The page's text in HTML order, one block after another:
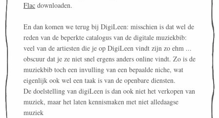
Flac downloaden.
En dan komen we terug bij DigiLeen: misschien is dat wel de
reden van de beperkte catalogus van de digitale muziekbib:
veel van de artiesten die je op DigiLeen vindt zijn zo ehm ...
obscuur dat je ze niet snel ergens anders online vindt. Zo is de
muziekbib toch een invulling van een bepaalde niche, wat
eigenlijk ook wel een taak is van de openbare diensten.
De doelstelling van digiLeen is dan ook niet het verkopen van
muziek, maar het laten kennismaken met niet alledaagse
muziek